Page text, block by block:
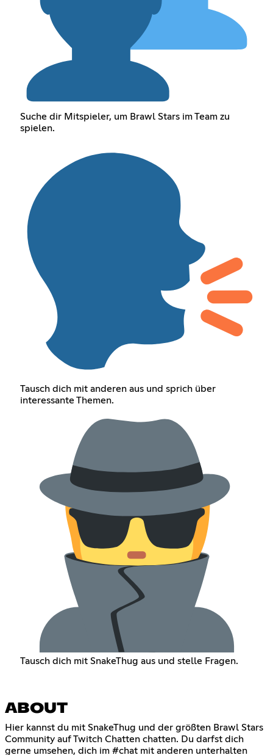
Suche dir Mitspieler, um Brawl Stars im Team zu
spielen.
Tausch dich mit anderen aus und sprich über
interessante Themen.
Tausch dich mit SnakeThug aus und stelle Fragen.
ABOUT
Hier kannst du mit SnakeThug und der größten Brawl Stars
Community auf Twitch Chatten chatten. Du darfst dich
gerne umsehen, dich im #chat mit anderen unterhalten